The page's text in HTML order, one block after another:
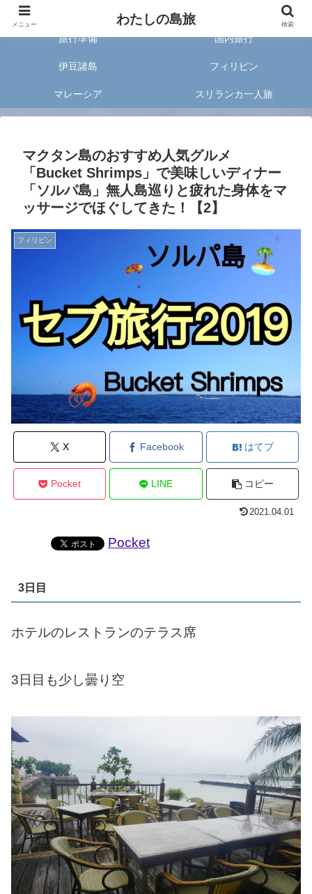
旅好きな20代女子が案内する旅のあれこれ✈︎
旅行準備 国内旅行
伊豆諸島 フィリピン
マレーシア スリランカ一人旅
マクタン島のおすすめ人気グルメ
「Bucket Shrimps」で美味しいディナー
「ソルパ島」無人島巡りと疲れた身体をマ
ッサージでほぐしてきた！【2】
フィリピン
X Facebook はてブ
Pocket LINE コピー
2021.04.01
Pocket
3日目
ホテルのレストランのテラス席
3日目も少し曇り空
メニュー わたしの島旅 検索